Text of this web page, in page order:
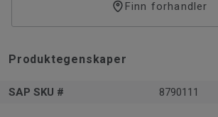
Finn forhandler
Produktegenskaper
SAP SKU # 8790111